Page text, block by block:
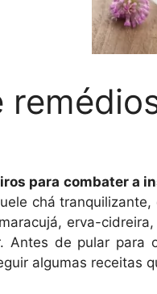
para combater a
chá
erva-
Antes de pular para
algumas receitas